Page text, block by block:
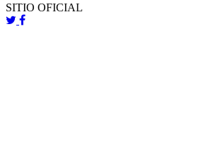
SITIO OFICIAL